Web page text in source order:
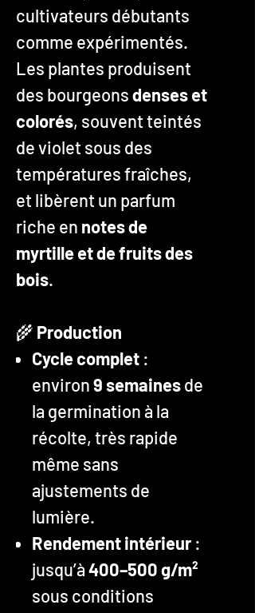
cultivateurs débutants
comme expérimentés.
Les plantes produisent
des bourgeonsdenses et
colorés, souvent teintés
de violet sous des
températures fraîches,
et libèrent un parfum
riche en notes de
myrtille et de fruits des
bois.
🌾 Production
Cycle complet :
environ9 semainesde
la germination à la
récolte, très rapide
même sans
ajustements de
lumière.
Rendement intérieur :
jusqu’à400–500 g/m²
sous conditions